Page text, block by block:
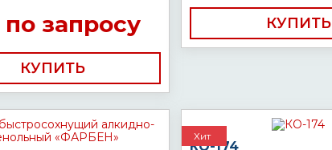
запросу
КУПИТЬ
КУПИТЬ
Хит
КО-174